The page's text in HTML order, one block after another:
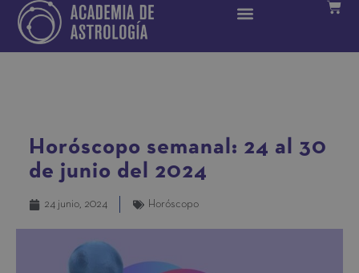
Horóscopo semanal: 24 al 30
de junio del 2024
24 junio, 2024 Horóscopo